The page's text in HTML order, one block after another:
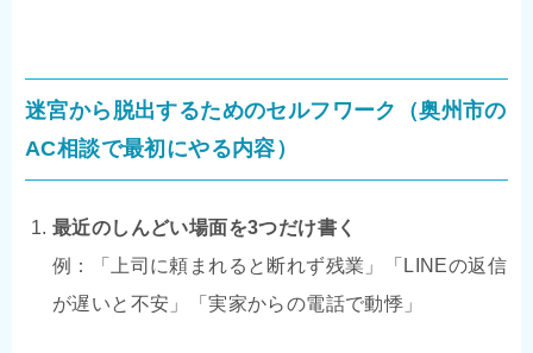
迷宮から脱出するためのセルフワーク（奥州市の
AC相談で最初にやる内容）
最近のしんどい場面を3つだけ書く
例：「上司に頼まれると断れず残業」「LINEの返信
が遅いと不安」「実家からの電話で動悸」